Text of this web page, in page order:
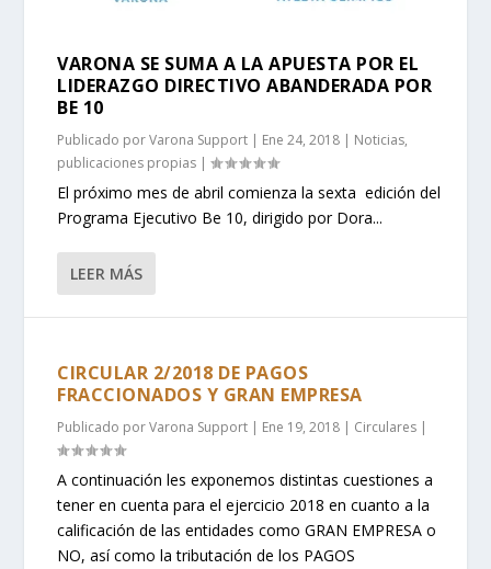
VARONA SE SUMA A LA APUESTA POR EL
LIDERAZGO DIRECTIVO ABANDERADA POR
BE 10
Publicado porVarona Support | Ene 24, 2018 | Noticias,
publicaciones propias |
El próximo mes de abril comienza la sexta edición del
Programa Ejecutivo Be 10, dirigido por Dora...
LEER MÁS
CIRCULAR 2/2018 DE PAGOS
FRACCIONADOS Y GRAN EMPRESA
Publicado porVarona Support | Ene 19, 2018 | Circulares |
A continuación les exponemos distintas cuestiones a
tener en cuenta para el ejercicio 2018 en cuanto a la
calificación de las entidades como GRAN EMPRESA o
NO, así como la tributación de los PAGOS